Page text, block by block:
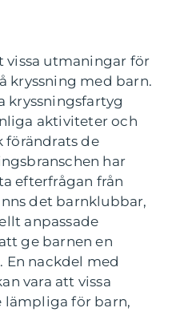
vissa utmaningar för
kryssning med barn.
kryssningsfartyg
aktiviteter och
förändrats de
har
efterfrågan från
det barnklubbar,
anpassade
ge barnen en
En nackdel med
vara att vissa
lämpliga för barn,